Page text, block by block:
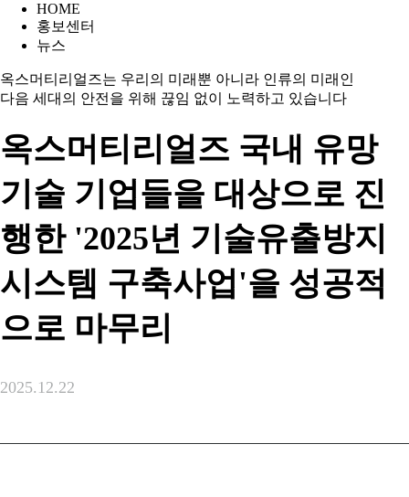
HOME
홍보센터
뉴스
옥스머티리얼즈는 우리의 미래뿐 아니라 인류의 미래인
다음 세대의 안전을 위해 끊임 없이 노력하고 있습니다
옥스머티리얼즈 국내 유망
기술 기업들을 대상으로 진
행한 '2025년 기술유출방지
시스템 구축사업'을 성공적
으로 마무리
2025.12.22